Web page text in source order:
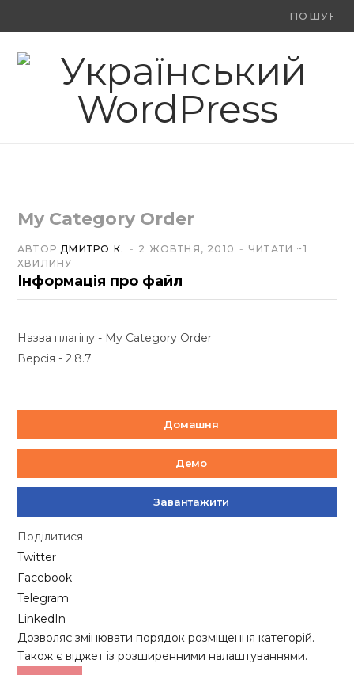
Ви
F X
(
e
Y
o
My Category Order
АВТОРДМИТРО К. 2 ЖОВТНЯ, 2010
ЧИТАТИ ~1
ХВИЛИНУ
Інформація про файл
Назва плагіну - My Category Order
Версія - 2.8.7
Домашня
Демо
Завантажити
Поділитися
Twitter
Facebook
Telegram
LinkedIn
Дозволяє змінювати порядок розміщення категорій.
Також є віджет із розширенними налаштуваннями.